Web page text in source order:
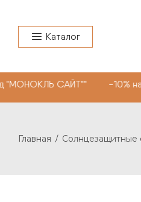
Каталог
-10% на
Главная / Солнцезащитные